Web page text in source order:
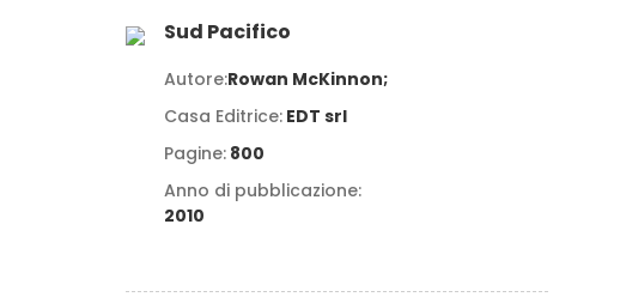
Sud Pacifico
Autore:Rowan McKinnon;
Casa Editrice:EDT srl
Pagine:800
Anno di pubblicazione:
2010